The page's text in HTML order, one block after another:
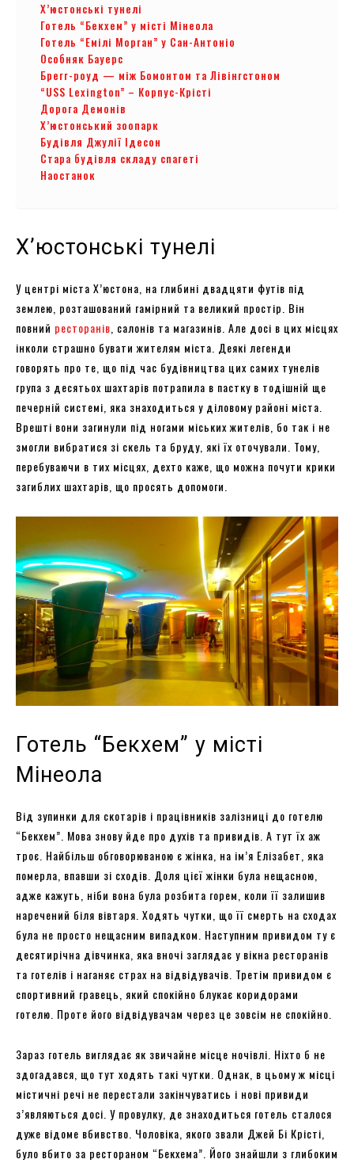
Х’юстонські тунелі
Готель “Бекхем” у місті Мінеола
Готель “Емілі Морган” у Сан-Антоніо
Особняк Бауерс
Брегг-роуд — між Бомонтом та Лівінгстоном
“USS Lexington” – Корпус-Крісті
Дорога Демонів
Х’юстонський зоопарк
Будівля Джулії Ідесон
Стара будівля складу спагеті
Наостанок
Х’юстонські тунелі
У центрі міста Х’юстона, на глибині двадцяти футів під
землею, розташований гамірний та великий простір. Він
повний ресторанів, салонів та магазинів. Але досі в цих місцях
інколи страшно бувати жителям міста. Деякі легенди
говорять про те, що під час будівництва цих самих тунелів
група з десятьох шахтарів потрапила в пастку в тодішній ще
печерній системі, яка знаходиться у діловому районі міста.
Врешті вони загинули під ногами міських жителів, бо так і не
змогли вибратися зі скель та бруду, які їх оточували. Тому,
перебуваючи в тих місцях, дехто каже, що можна почути крики
загиблих шахтарів, що просять допомоги.
Готель “Бекхем” у місті
Мінеола
Від зупинки для скотарів і працівників залізниці до готелю
“Бекхем”. Мова знову йде про духів та привидів. А тут їх аж
троє. Найбільш обговорюваною є жінка, на ім’я Елізабет, яка
померла, впавши зі сходів. Доля цієї жінки була нещасною,
адже кажуть, ніби вона була розбита горем, коли її залишив
наречений біля вівтаря. Ходять чутки, що її смерть на сходах
була не просто нещасним випадком. Наступним привидом ту є
десятирічна дівчинка, яка вночі заглядає у вікна ресторанів
та готелів і наганяє страх на відвідувачів. Третім привидом є
спортивний гравець, який спокійно блукає коридорами
готелю. Проте його відвідувачам через це зовсім не спокійно.
Зараз готель виглядає як звичайне місце ночівлі. Ніхто б не
здогадався, що тут ходять такі чутки. Однак, в цьому ж місці
містичні речі не перестали закінчуватись і нові привиди
з’являються досі. У провулку, де знаходиться готель сталося
дуже відоме вбивство. Чоловіка, якого звали Джей Бі Крісті,
було вбито за рестораном “Бекхема”. Його знайшли з глибоким